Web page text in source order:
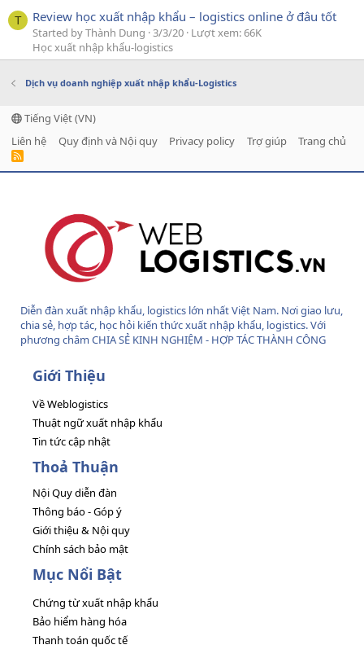
T Review học xuất nhập khẩu – logistics online ở đâu tốt
Started by Thành Dung 3/3/20 Lượt xem: 66K
Học xuất nhập khẩu-logistics
Dịch vụ doanh nghiệp xuất nhập khẩu-Logistics
Tiếng Việt (VN)
Liên hệ
Quy định và Nội quy Privacy policy Trợ giúp Trang chủ
R
Diễn đàn xuất nhập khẩu, logistics lớn nhất Việt Nam. Nơi giao lưu,
chia sẻ, hợp tác, học hỏi kiến thức xuất nhập khẩu, logistics. Với
phương châm CHIA SẺ KINH NGHIỆM - HỢP TÁC THÀNH CÔNG
Giới Thiệu
Về Weblogistics
Thuật ngữ xuất nhập khẩu
Tin tức cập nhật
Thoả Thuận
Nội Quy diễn đàn
Thông báo - Góp ý
Giới thiệu & Nội quy
Chính sách bảo mật
Mục Nổi Bật
Chứng từ xuất nhập khẩu
Bảo hiểm hàng hóa
Thanh toán quốc tế